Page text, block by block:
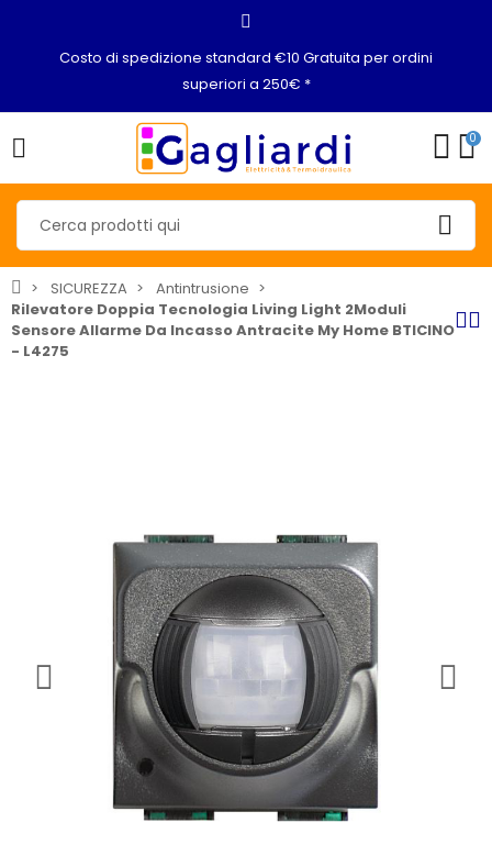
Costo di spedizione standard €10 Gratuita per ordini
superiori a 250€ *
0
SICUREZZA
Antintrusione
Rilevatore Doppia Tecnologia Living Light 2Moduli
Sensore Allarme Da Incasso Antracite My Home BTICINO
- L4275